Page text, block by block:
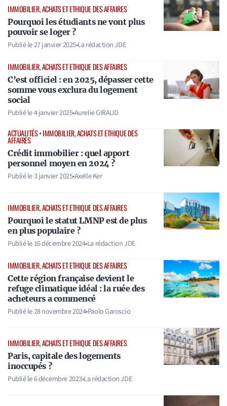
IMMOBILIER, ACHATS ET ETHIQUE DES AFFAIRES
Pourquoi les étudiants ne vont plus
pouvoir se loger ?
Publié le27 janvier 2025•La rédaction JDE
IMMOBILIER, ACHATS ET ETHIQUE DES AFFAIRES
C’est officiel : en 2025, dépasser cette
somme vous exclura du logement
social
Publié le4 janvier 2025•Aurelie GIRAUD
ACTUALITÉS•IMMOBILIER, ACHATS ET ETHIQUE DES
AFFAIRES
Crédit immobilier : quel apport
personnel moyen en 2024 ?
Publié le3 janvier 2025•Axelle Ker
IMMOBILIER, ACHATS ET ETHIQUE DES AFFAIRES
Pourquoi le statut LMNP est de plus
en plus populaire ?
Publié le16 décembre 2024•La rédaction JDE
IMMOBILIER, ACHATS ET ETHIQUE DES AFFAIRES
Cette région française devient le
refuge climatique idéal : la ruée des
acheteurs a commencé
Publié le28 novembre 2024•Paolo Garoscio
IMMOBILIER, ACHATS ET ETHIQUE DES AFFAIRES
Paris, capitale des logements
inoccupés ?
Publié le6 décembre 2023•La rédaction JDE